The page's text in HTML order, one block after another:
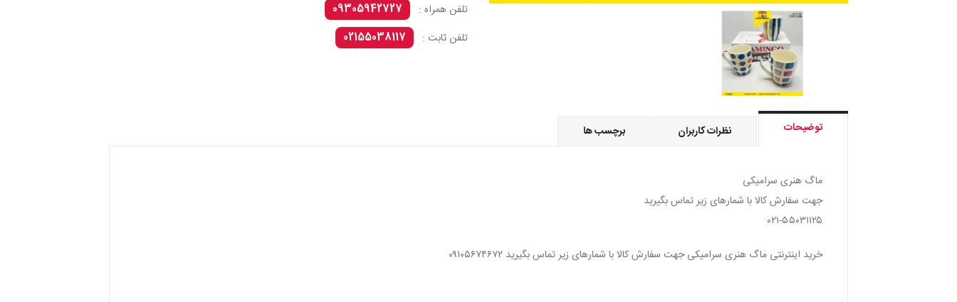
تلفن همراه :
09305942727
تلفن ثابت :
02155038117
توضیحات نظرات کاربران برچسب ها
ماگ هنری سرامیکی
جهت سفارش كالا با شمارهاى زير تماس بگیرید
۰۲۱-۵۵۰۳۱۱۲۵
خرید اینترنتی ماگ هنری سرامیکی جهت سفارش كالا با شمارهاى زير تماس بگیرید ۰۹۱۰۵۶۷۴۶۷۲